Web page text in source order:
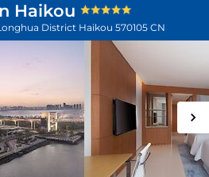
Haikou
District Haikou 570105 CN